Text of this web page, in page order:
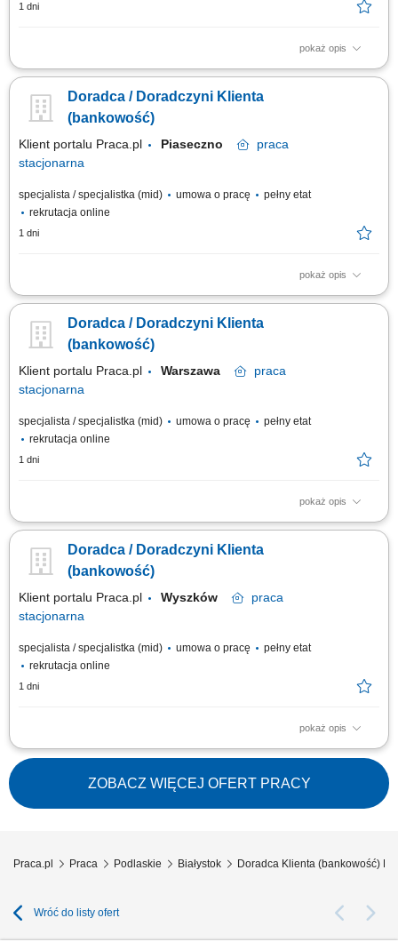
1 dni
pokaż opis
obsługa klientów; utrzymywanie dobrych relacji z klientami; realizacja
firm;
Doradca / Doradczyni Klienta
(bankowość)
Klient portalu Praca.pl Piaseczno
praca
stacjonarna
specjalista / specjalistka (mid) umowa o pracę
pełny etat
rekrutacja online
1 dni
pokaż opis
obsługa klientów; utrzymywanie dobrych relacji z klientami; realizacja
firm;
Doradca / Doradczyni Klienta
(bankowość)
Klient portalu Praca.pl Warszawa
praca
stacjonarna
specjalista / specjalistka (mid) umowa o pracę
pełny etat
rekrutacja online
1 dni
pokaż opis
obsługa klientów; utrzymywanie dobrych relacji z klientami; realizacja
firm;
Doradca / Doradczyni Klienta
(bankowość)
Klient portalu Praca.pl Wyszków
praca
stacjonarna
specjalista / specjalistka (mid) umowa o pracę
pełny etat
rekrutacja online
1 dni
pokaż opis
obsługa klientów; utrzymywanie dobrych relacji z klientami; realizacja
celów sprzedażowych; dbałość o wysoką jakość obsługi klientów oraz
ZOBACZ WIĘCEJ OFERT PRACY
Praca.pl Praca Podlaskie Białystok Doradca Klienta (bankowość)
Wróć do listy ofert